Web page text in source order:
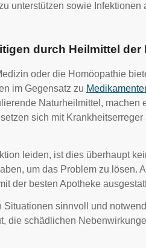
unterstützen sowie Infektionen
durch Heilmittel der
oder die Homöopathie
im Gegensatz zu
Naturheilmittel, machen
sich mit
leiden, ist dies überhaupt
um das Problem zu lösen.
der besten Apotheke
sinnvoll und
die schädlichen